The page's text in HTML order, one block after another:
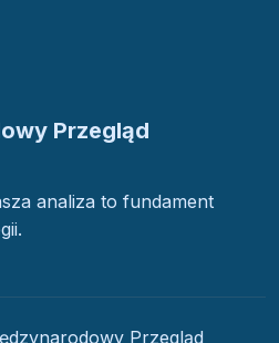
Przegląd
analiza to fundament
Przegląd